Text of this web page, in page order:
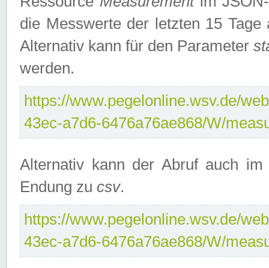
die Messwerte der letzten 15
Alternativ kann für den Parameter
werden.
https://www.pegelonline.wsv.de/
43ec-a7d6-6476a76ae868/W/
Alternativ kann der Abruf auch
Endung zu csv.
https://www.pegelonline.wsv.de/
43ec-a7d6-6476a76ae868/W/